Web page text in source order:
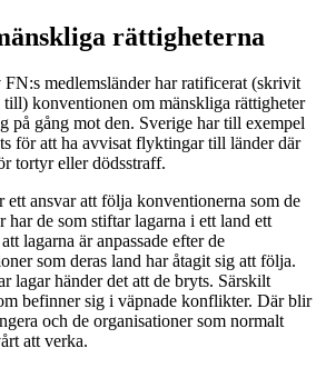
rättigheterna
FN:s medlemsländer har ratificerat (skrivit
konventionen om mänskliga rättigheter
på gång mot den. Sverige har till exempel
för att ha avvisat flyktingar till länder där
tortyr eller dödsstraff.
ett ansvar att följa konventionerna som de
de som stiftar lagarna i ett land ett
lagarna är anpassade efter de
som deras land har åtagit sig att följa.
lagar händer det att de bryts. Särskilt
befinner sig i väpnade konflikter. Där blir
och de organisationer som normalt
att verka.